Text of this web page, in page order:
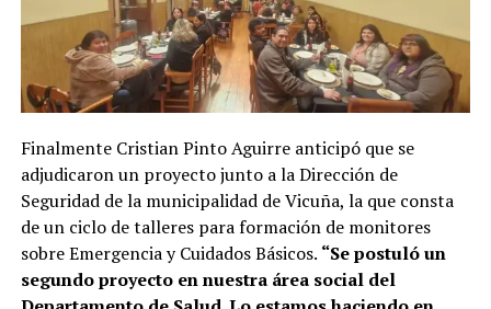
Finalmente Cristian Pinto Aguirre anticipó que se
adjudicaron un proyecto junto a la Dirección de
Seguridad de la municipalidad de Vicuña, la que consta
de un ciclo de talleres para formación de monitores
sobre Emergencia y Cuidados Básicos. “Se postuló un
segundo proyecto en nuestra área social del